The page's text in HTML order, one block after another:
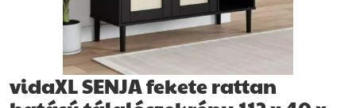
vidaXL SENJA fekete rattan